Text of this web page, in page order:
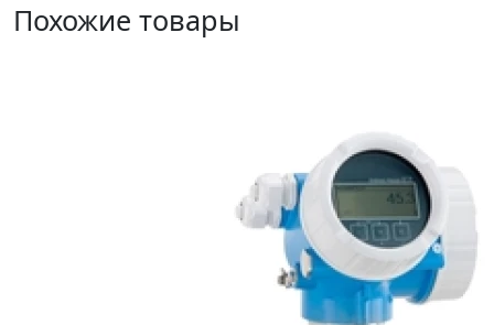
Похожие товары